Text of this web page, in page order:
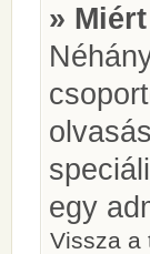
»
egy
Vissza a